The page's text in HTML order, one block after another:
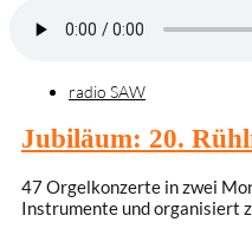
radio SAW
Jubiläum: 20.
47 Orgelkonzerte in zwei
Instrumente und organisiert